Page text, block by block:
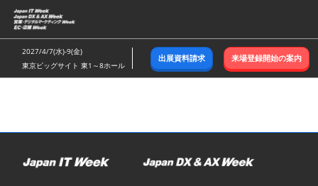
ス
キ
ッ
し
む
2027/4/7(水)-9(金)
東京ビッグサイト 東1～8ホール
出展資料請求 来場登録開始の案内